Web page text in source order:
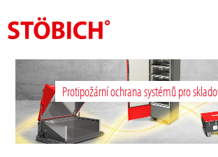
O nás
Rešení
Protipožární ochrana systémů pro